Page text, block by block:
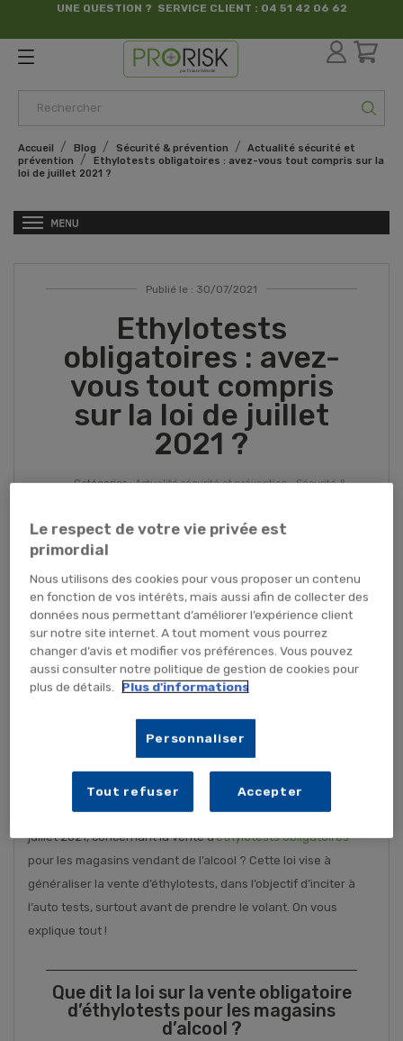
UNE QUESTION ? SERVICE CLIENT : 04 51 42 06 62
par France Sécurité
Accueil Blog Sécurité & prévention
Actualité sécurité et
prévention
Ethylotests obligatoires : avez-vous tout compris sur la
loi de juillet 2021 ?
Publié le : 30/07/2021
Ethylotests
obligatoires : avez-
vous tout compris
sur la loi de juillet
2021 ?
- Catégories :Actualité sécurité et prévention,Sécurité &
Avez-vous entendu parler de cettenouvelle loi qui date
juillet 2021, concernant la vente d’éthylotests obligatoires
pour les magasins vendant de l’alcool ? Cette loi vise à
généraliser la vente d’éthylotests, dans l’objectif d’inciter à
l’auto tests, surtout avant de prendre le volant. On vous
explique tout !
Que dit la loi sur la vente obligatoire
d’éthylotests pour les magasins
d’alcool ?
Le respect de votre vie privée est
primordial
Nous utilisons des cookies pour vous proposer un contenu
en fonction de vos intérêts, mais aussi afin de collecter des
données nous permettant d’améliorer l’expérience client
sur notre site internet. A tout moment vous pourrez
changer d’avis et modifier vos préférences. Vous pouvez
aussi consulter notre politique de gestion de cookies pour
plus de détails.
Plus d'informations
Personnaliser
Tout refuser Accepter